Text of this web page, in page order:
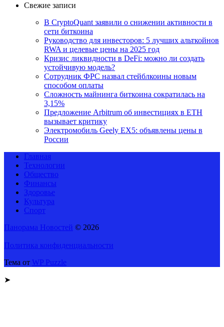
Свежие записи
В CryptoQuant заявили о снижении активности в
сети биткоина
Руководство для инвесторов: 5 лучших альткойнов
RWA и целевые цены на 2025 год
Кризис ликвидности в DeFi: можно ли создать
устойчивую модель?
Сотрудник ФРС назвал стейблкоины новым
способом оплаты
Сложность майнинга биткоина сократилась на
3,15%
Предложение Arbitrum об инвестициях в ETH
вызывает критику
Электромобиль Geely EX5: объявлены цены в
России
Главная
Технологии
Общество
Финансы
Здоровье
Культура
Спорт
Панорама Новостей © 2026
Политика конфиденциальности
Тема от WP Puzzle
➤